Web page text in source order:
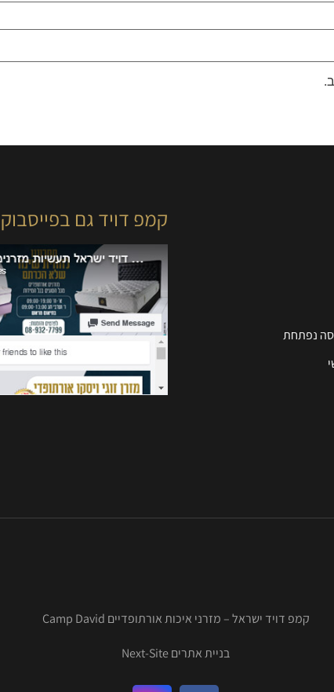
נפתחת
קמפ דויד גם בפייסבוק
קמפ דויד ישראל – מזרני איכות אורתופדיים Camp David
בניית אתרים Next-Site